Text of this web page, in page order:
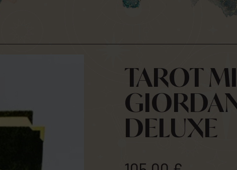
TAROT
DELUXE